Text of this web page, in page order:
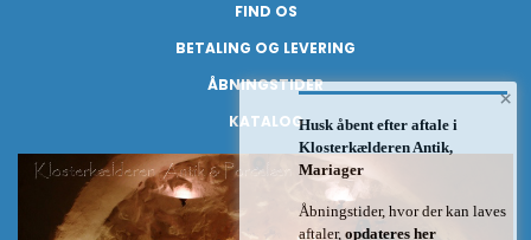
FIND OS
BETALING OG LEVERING
ÅBNINGSTIDER
KATALOG
×
Husk åbent efter aftale i
Klosterkælderen Antik,
Mariager
Åbningstider, hvor der kan laves
aftaler, opdateres her